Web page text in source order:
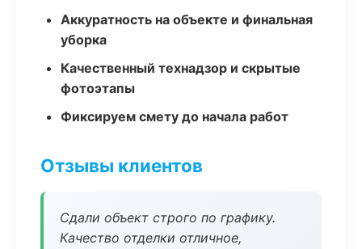
Аккуратность на объекте и финальная
уборка
Качественный технадзор и скрытые
фотоэтапы
Фиксируем смету до начала работ
Отзывы клиентов
Сдали объект строго по графику.
Качество отделки отличное,